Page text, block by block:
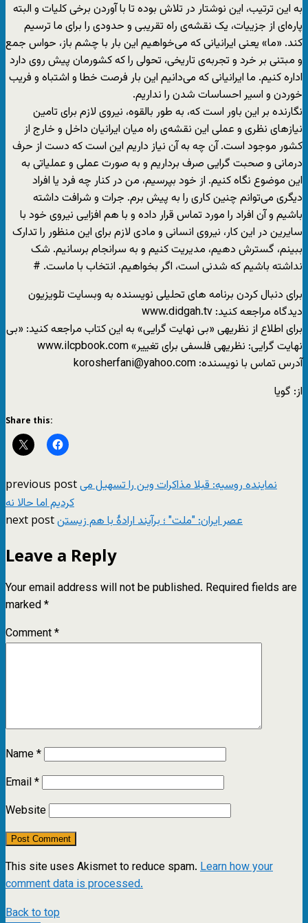
به این ترتیب، این نوشتار در تلاش بوده تا با آوردن برخی کلیات و البته
پاره‌ای از جزییات، یک نقشه‌ی راه تقریبی و حدودی را برای ما ترسیم
کند. «ما» یعنی ایرانیانی که می‌خواهیم این بار با چشم باز، حواس جمع
و مبتنی بر خرد و تجربه‌ی تاریخی، تحولی را که کشورمان پیش روی دارد
اداره کنیم. ما ایرانیانی که می‌دانیم این بار فرصت خطا و اشتباه و فریب
خوردن و اسیر احساسات شدن را نداریم.
نگارنده بر این باور است که، به طور بالقوه، نیروی لازم برای تامین
نیازهای نظری و عملی این نقشه‌ی راه میان ایرانیان داخل و خارج از
کشور موجود است. آن چه به آن نیاز داریم این است که دست از حرف
درمانی و صحبت گرایی صرف برداریم و به صورت عملی و عملیاتی به
این موضوع نگاه کنیم. از خود بپرسیم، من در کنار چه فرد یا افراد
دیگری می‌توانم چنین کاری را به پیش برم. جرات و شرافت داشته
باشیم و آن افراد را مورد تماس قرار داده و با هم افزایی نیروی خود با
سایرین در این کار، نیروی انسانی و مادی لازم برای این منظور را تدارک
ببینم، گسترش دهیم، مدیریت کنیم و به سرانجام برسانیم. شک
نداشته باشیم که شدنی است، اگر بخواهیم. انتخاب با ماست. #
برای دنبال کردن برنامه های تحلیلی نویسنده به وبسایت تلویزیون
دیدگاه مراجعه کنید: www.didgah.tv
برای اطلاع از نظریه‎ی «بی ‎نهایت ‎گرایی» به این کتاب مراجعه کنید: «بی
آدرس تماس با نویسنده: korosherfani@yahoo.com
از: گویا
Share this:
previous postنماینده روسیه: قبلا مذاکرات وین را تسهیل می
کردیم اما حالا نه
next postعصر ایران: "ملت" ؛ برآیند ارادۀ با هم‌ زیستن
Leave a Reply
Your email address will not be published. Required fields are
marked*
Comment*
Name*
Email*
Website
This site uses Akismet to reduce spam. Learn how your
comment data is processed.
Back to top